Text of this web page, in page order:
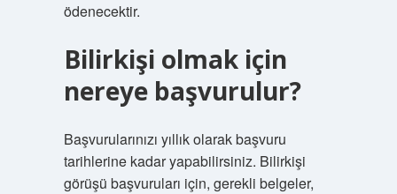
ödenecektir.
Bilirkişi olmak için
nereye başvurulur?
Başvurularınızı yıllık olarak başvuru
tarihlerine kadar yapabilirsiniz. Bilirkişi
görüşü başvuruları için, gerekli belgeler,